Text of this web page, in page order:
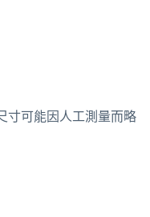
寸可能因人工測量而略